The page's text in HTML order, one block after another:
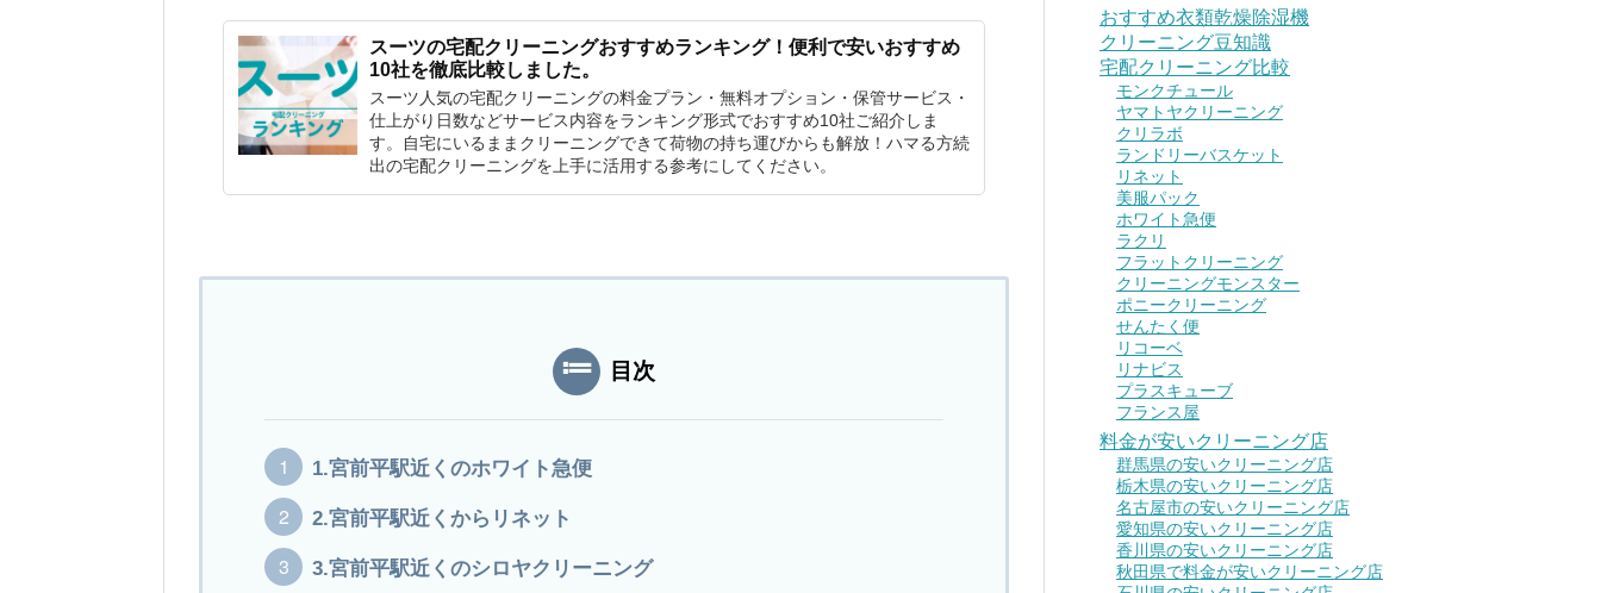
スーツの宅配クリーニングおすすめランキング！便利で安いおすすめ
10社を徹底比較しました。
スーツ人気の宅配クリーニングの料金プラン・無料オプション・保管サービス・
仕上がり日数などサービス内容をランキング形式でおすすめ10社ご紹介しま
す。自宅にいるままクリーニングできて荷物の持ち運びからも解放！ハマる方続
出の宅配クリーニングを上手に活用する参考にしてください。
目次
1.宮前平駅近くのホワイト急便
2.宮前平駅近くからリネット
3.宮前平駅近くのシロヤクリーニング
おすすめ衣類乾燥除湿機
クリーニング豆知識
宅配クリーニング比較
モンクチュール
ヤマトヤクリーニング
クリラボ
ランドリーバスケット
リネット
美服パック
ホワイト急便
ラクリ
フラットクリーニング
クリーニングモンスター
ポニークリーニング
せんたく便
リコーベ
リナビス
プラスキューブ
フランス屋
料金が安いクリーニング店
群馬県の安いクリーニング店
栃木県の安いクリーニング店
名古屋市の安いクリーニング店
愛知県の安いクリーニング店
香川県の安いクリーニング店
秋田県で料金が安いクリーニング店